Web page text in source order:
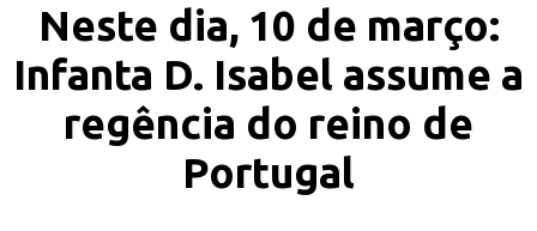
Neste dia, 10 de março:
Infanta D. Isabel assume a
regência do reino de
Portugal